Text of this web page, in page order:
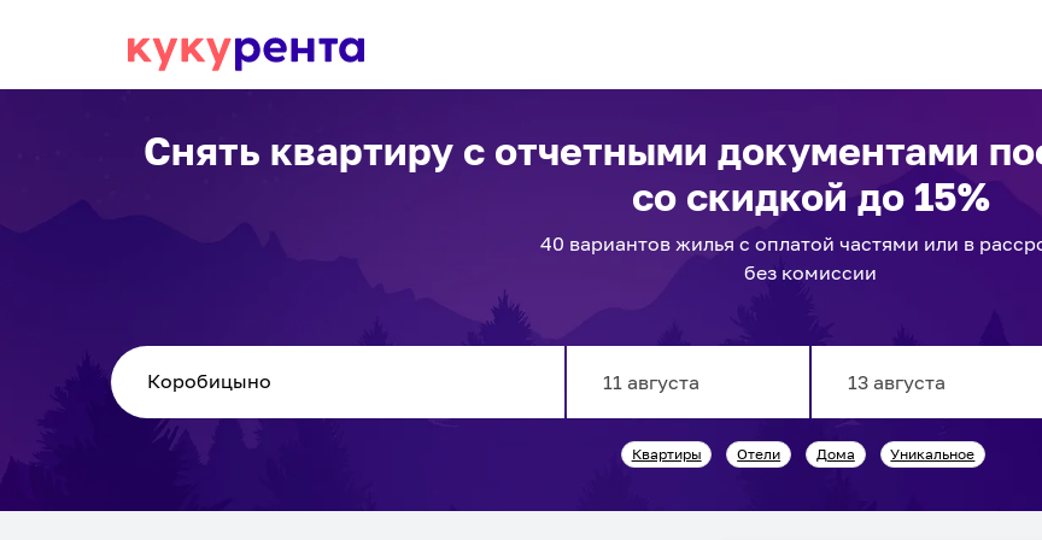
Снять квартиру с отчетными документами
со скидкой до 15%
40 вариантов жилья с оплатой частями или в
без комиссии
forward
interact
backward
interact
Квартиры Отели Дома Уникальное